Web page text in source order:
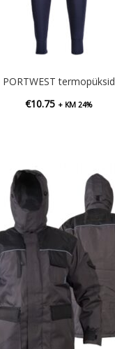
PORTWEST termopüksid
€10.75 + KM 24%